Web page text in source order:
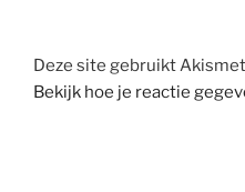
Deze site gebruikt
Bekijk hoe je reactie